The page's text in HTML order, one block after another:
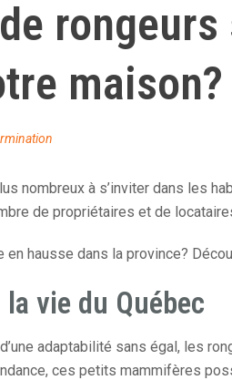
rongeurs
maison?
nombreux à s’inviter dans les
de propriétaires et de
hausse dans la province?
la vie du Québec
adaptabilité sans égal, les
ces petits mammifères